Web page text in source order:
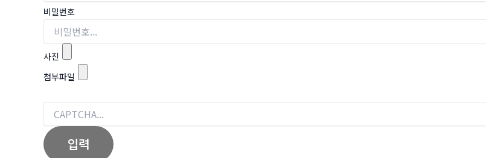
비밀번호
사진
첨부파일